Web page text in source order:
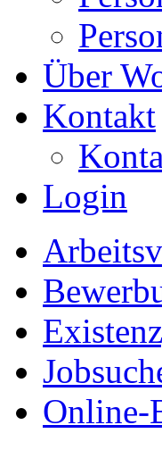
Über
Kontakt
Login
Online-